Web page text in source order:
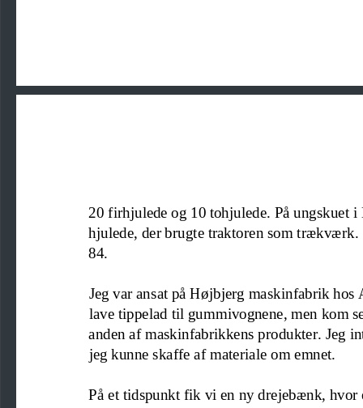
20 firhjulede og 10 tohjulede. På ungskuet
hjulede, der brugte traktoren som
84.
Jeg var ansat på Højbjerg maskinfabrik
lave tippelad til gummivognene, men kom
anden af maskinfabrikkens produkter. Jeg
jeg kunne skaffe af materiale om emnet.
På et tidspunkt fik vi en ny drejebænk, hvor